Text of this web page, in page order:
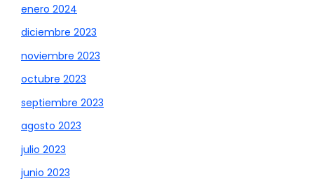
enero 2024
diciembre 2023
noviembre 2023
octubre 2023
septiembre 2023
agosto 2023
julio 2023
junio 2023